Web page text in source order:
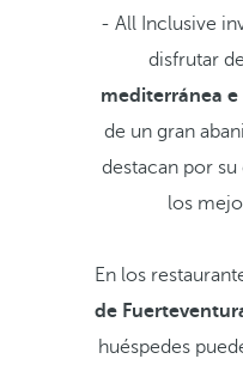
- All Inclusive
disfrutar
mediterránea
de un gran
destacan por
los
En los
de
huéspedes